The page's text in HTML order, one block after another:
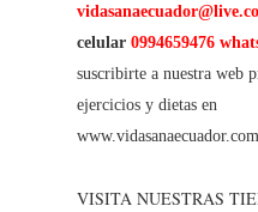
celular 0994659476
suscribirte a nuestra web
ejercicios y dietas en
VISITA NUESTRAS